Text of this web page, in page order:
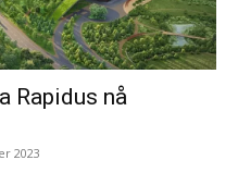
Rapidus nå
2023